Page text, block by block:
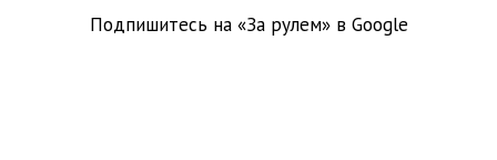
Подпишитесь на «За рулем» в Google